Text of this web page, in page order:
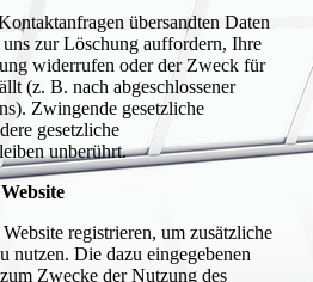
übersandten Daten
zur Löschung auffordern, Ihre
widerrufen oder der Zweck für
(z. B. nach abgeschlossener
Zwingende gesetzliche
gesetzliche
unberührt.
registrieren, um zusätzliche
nutzen. Die dazu eingegebenen
Zwecke der Nutzung des